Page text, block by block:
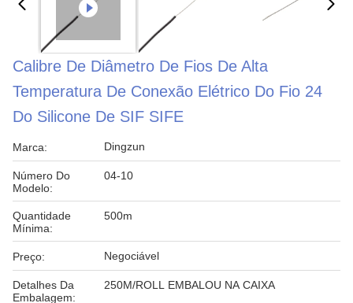
Calibre De Diâmetro De Fios De Alta
Temperatura De Conexão Elétrico Do Fio 24
Do Silicone De SIF SIFE
Marca: Dingzun
Número Do
Modelo:
04-10
Quantidade
Mínima:
500m
Preço: Negociável
Detalhes Da
Embalagem:
250M/ROLL EMBALOU NA CAIXA